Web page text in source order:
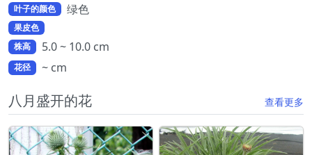
叶子的颜色
绿色
果皮色
株高
5.0 ~ 10.0 cm
花径 ~ cm
八月盛开的花 查看更多